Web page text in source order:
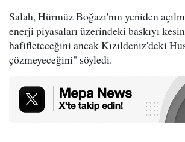
Salah, Hürmüz Boğazı'nın yeniden
enerji piyasaları üzerindeki baskıyı
hafifleteceğini ancak Kızıldeniz'deki
çözmeyeceğini" söyledi.